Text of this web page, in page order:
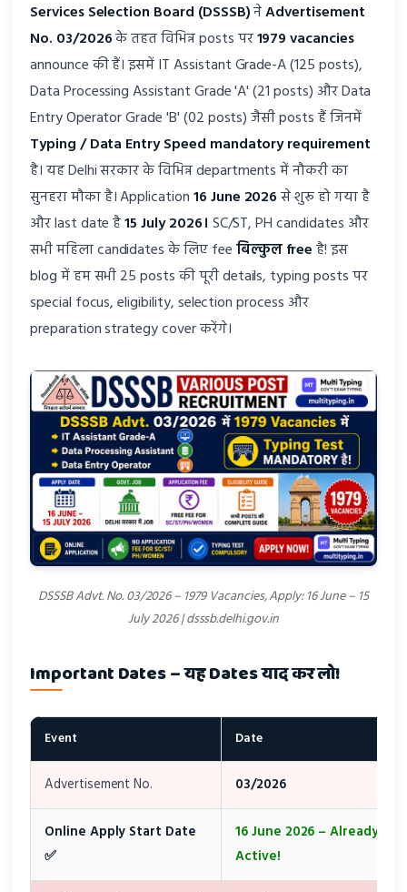
Services Selection Board (DSSSB)नेAdvertisement
No. 03/2026के तहत विभिन्न posts पर1979 vacancies
announce की हैं। इसमें IT Assistant Grade-A (125 posts),
Data Processing Assistant Grade 'A' (21 posts) और Data
Entry Operator Grade 'B' (02 posts) जैसी posts हैं जिनमें
Typing / Data Entry Speed mandatory requirement
है। यह Delhi सरकार के विभिन्न departments में नौकरी का
सुनहरा मौका है। Application16 June 2026से शुरू हो गया है
और last date है15 July 2026। SC/ST, PH candidates और
सभी महिला candidates के लिए feeबिल्कुल freeहै! इस
blog में हम सभी 25 posts की पूरी details, typing posts पर
special focus, eligibility, selection process और
preparation strategy cover करेंगे।
DSSSB Advt. No. 03/2026 – 1979 Vacancies, Apply: 16 June – 15
July 2026 | dsssb.delhi.gov.in
Important Dates – यह Dates याद कर लो!
Event Date
Advertisement No. 03/2026
Online Apply Start Date
✅
16 June 2026 – Already
Active!